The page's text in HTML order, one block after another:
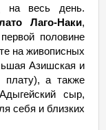
на весь день.
Лаго-Наки,
половине
на живописных
Азишская и
а также
сыр,
себя и близких